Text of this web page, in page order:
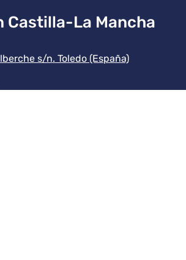
Castilla-La Mancha
de la institución
s/n. Toledo (España)